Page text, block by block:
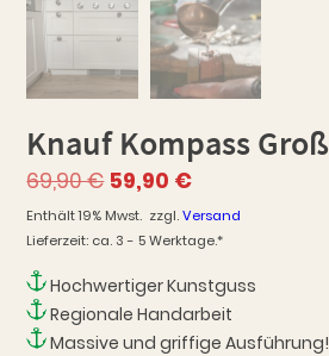
Knauf Kompass Groß
69,90€ Ursprünglicher
Preis
war:
69,90 €
59,90 €Aktueller
Preis
ist:
59,90 €.
Enthält 19% Mwst. zzgl.Versand
Lieferzeit: ca. 3 - 5 Werktage.*
Hochwertiger Kunstguss
Regionale Handarbeit
Massive und griffige Ausführung!